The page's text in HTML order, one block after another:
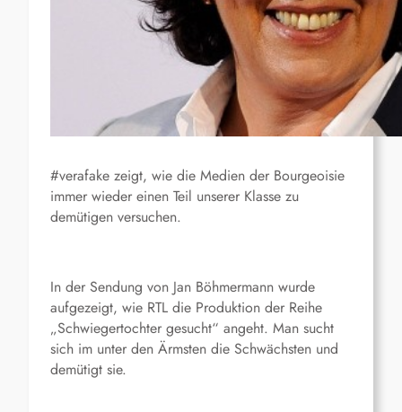
#verafake zeigt, wie die Medien der Bourgeoisie
immer wieder einen Teil unserer Klasse zu
demütigen versuchen.
In der Sendung von Jan Böhmermann wurde
aufgezeigt, wie RTL die Produktion der Reihe
„Schwiegertochter gesucht“ angeht. Man sucht
sich im unter den Ärmsten die Schwächsten und
demütigt sie.